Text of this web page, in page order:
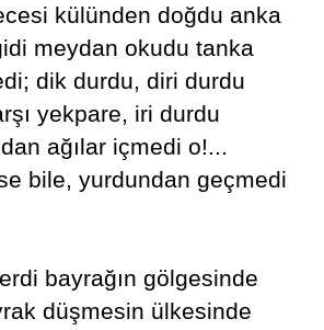
külünden doğdu anka
meydan okudu tanka
dik durdu, diri durdu
yekpare, iri durdu
ağılar içmedi o!...
bile, yurdundan geçmedi
bayrağın gölgesinde
düşmesin ülkesinde